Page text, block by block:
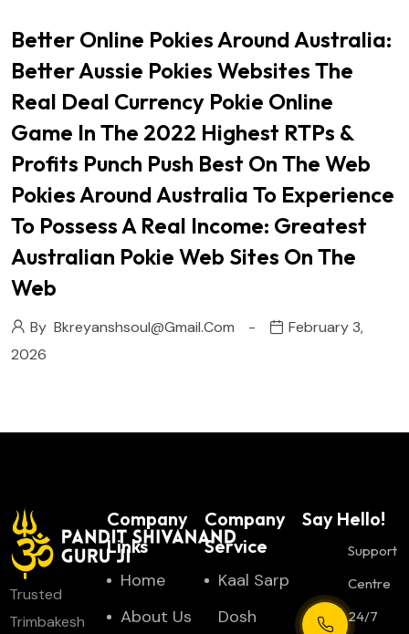
Better Online Pokies Around Australia:
Better Aussie Pokies Websites The
Real Deal Currency Pokie Online
Game In The 2022 Highest RTPs &
Profits Punch Push Best On The Web
Pokies Around Australia To Experience
To Possess A Real Income: Greatest
Australian Pokie Web Sites On The
Web
By Bkreyanshsoul@gmail.com
February 3,
2026
Trusted
Trimbakesh
Company
Links
Home
About Us
Company
Service
Kaal Sarp
Dosh
Say Hello!
Support
Centre
24/7